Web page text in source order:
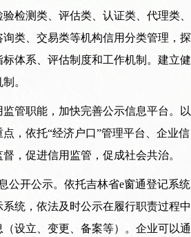
检测类、评估类、认证类、代理类、
类、交易类等机构信用分类管理，探
体系、评估制度和工作机制。建立健
。
职能，加快完善公示信息平台。以
，依托“经济户口”管理平台、企业信
，促进信用监管，促成社会共治。
开公示。依托吉林省e窗通登记系统
统，依法及时公示在履行职责过程中
设立、变更、备案等）。企业可以通